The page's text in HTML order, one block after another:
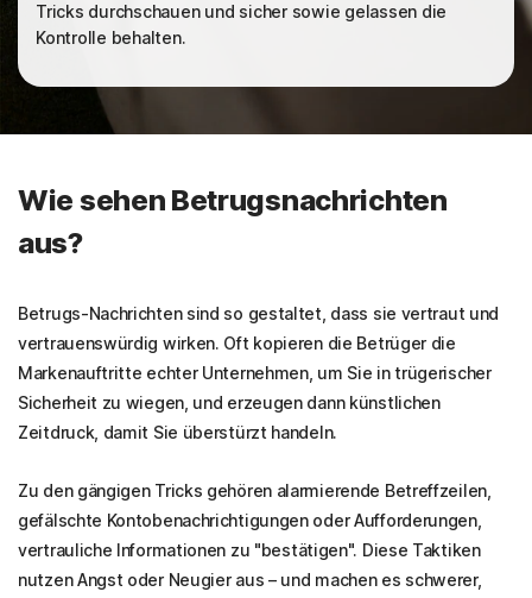
Tricks durchschauen und sicher sowie gelassen die
Kontrolle behalten.
Wie sehen Betrugsnachrichten
aus?
Betrugs-Nachrichten sind so gestaltet, dass sie vertraut und
vertrauenswürdig wirken. Oft kopieren die Betrüger die
Markenauftritte echter Unternehmen, um Sie in trügerischer
Sicherheit zu wiegen, und erzeugen dann künstlichen
Zeitdruck, damit Sie überstürzt handeln.
Zu den gängigen Tricks gehören alarmierende Betreffzeilen,
gefälschte Kontobenachrichtigungen oder Aufforderungen,
vertrauliche Informationen zu "bestätigen". Diese Taktiken
nutzen Angst oder Neugier aus – und machen es schwerer,